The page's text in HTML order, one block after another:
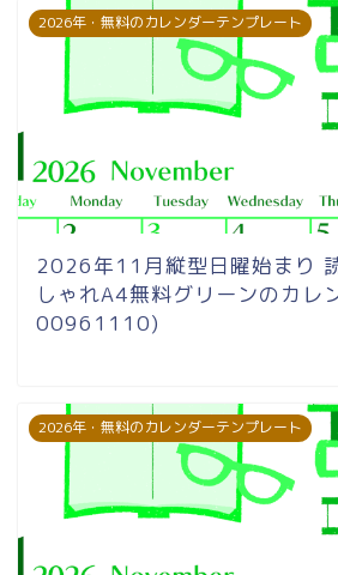
2026年・無料のカレンダーテンプレート
2026年11月縦型日曜始まり
しゃれA4無料グリーンのカ
00961110)
2026年・無料のカレンダーテンプレート